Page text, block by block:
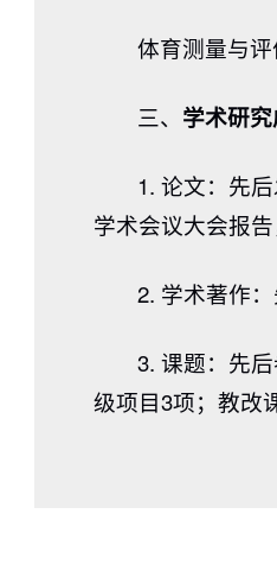
体育测量与
三、 学术研
1. 论文：先
学术会议大会报
2. 学术著作
3. 课题：先
级项目3项；教改